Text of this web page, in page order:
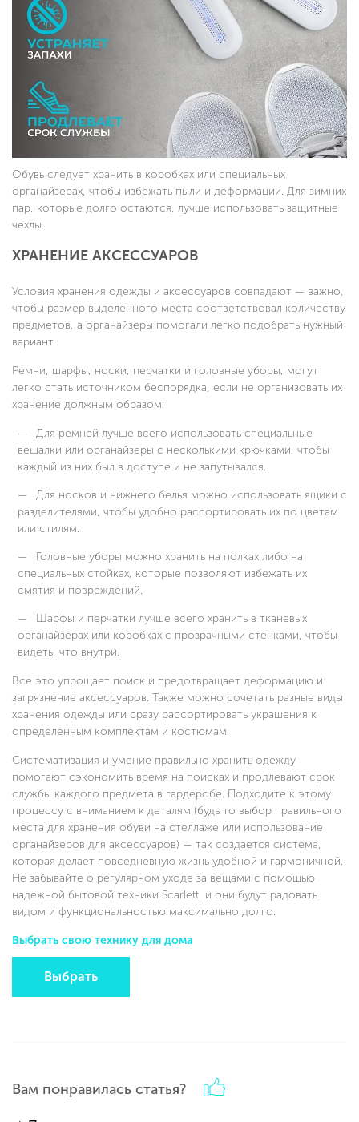
Обувь следует хранить в коробках или специальных
органайзерах, чтобы избежать пыли и деформации. Для зимних
пар, которые долго остаются, лучше использовать защитные
чехлы.
ХРАНЕНИЕ АКСЕССУАРОВ
Условия хранения одежды и аксессуаров совпадают — важно,
чтобы размер выделенного места соответствовал количеству
предметов, а органайзеры помогали легко подобрать нужный
вариант.
Ремни, шарфы, носки, перчатки и головные уборы, могут
легко стать источником беспорядка, если не организовать их
хранение должным образом:
Для ремней лучше всего использовать специальные
вешалки или органайзеры с несколькими крючками, чтобы
каждый из них был в доступе и не запутывался.
Для носков и нижнего белья можно использовать ящики с
разделителями, чтобы удобно рассортировать их по цветам
или стилям.
Головные уборы можно хранить на полках либо на
специальных стойках, которые позволяют избежать их
смятия и повреждений.
Шарфы и перчатки лучше всего хранить в тканевых
органайзерах или коробках с прозрачными стенками, чтобы
видеть, что внутри.
Все это упрощает поиск и предотвращает деформацию и
загрязнение аксессуаров. Также можно сочетать разные виды
хранения одежды или сразу рассортировать украшения к
определенным комплектам и костюмам.
Систематизация и умение правильно хранить одежду
помогают сэкономить время на поисках и продлевают срок
службы каждого предмета в гардеробе. Подходите к этому
процессу с вниманием к деталям (будь то выбор правильного
места для хранения обуви на стеллаже или использование
органайзеров для аксессуаров) — так создается система,
которая делает повседневную жизнь удобной и гармоничной.
Не забывайте о регулярном уходе за вещами с помощью
надежной бытовой техники Scarlett, и они будут радовать
видом и функциональностью максимально долго.
Выбрать свою технику для дома
Выбрать
Вам понравилась статья?